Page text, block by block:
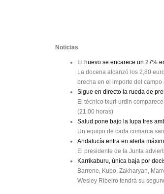
Noticias
El huevo se encarece un 27%
La docena alcanzó los 2,80
brecha en el importe del
Sigue en directo la rueda de
El técnico txuri-urdin
(21.00 horas)
Salud pone bajo la lupa tres
Un equipo de cada comarca
Andalucía entra en alerta
El presidente de la Junta
Karrikaburu, única baja por
Barrene, Kubo, Zakharyan,
Wesley Ribeiro tendrá su